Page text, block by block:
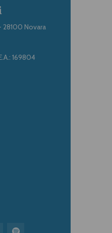
28100 Novara
169804